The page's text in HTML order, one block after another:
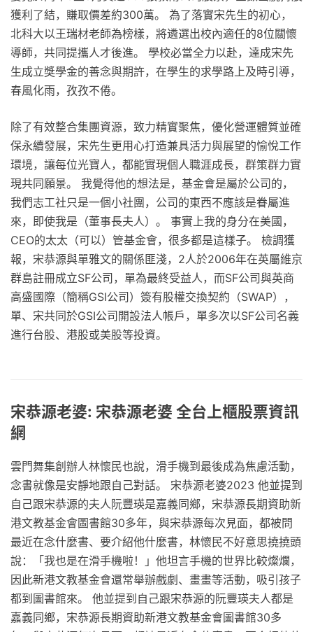
獲利了結，賺取價差約300萬。 為了落實宋先生的初心，
北科大以王瑞材老師為榜樣，將遴選出校內適任的8位關懷
導師，共同提攜人才後進。 學校必當全力以赴，達成宋先
生成立獎學金的善念與期許，在學生的求學路上及時引導，
春風化雨，孜孜不倦。
除了有效整合集團資源，致力精實聚焦，優化營運體質並確
保永續發展，宋先生更用心打造兼具活力與展望的愉悅工作
環境，讓每位光寶人，都能實現個人職涯成長，群策群力實
現共同願景。 我覺得他的想法是，基金會是屬於公司的，
我們志工社只是一個小社團，公司的東西不應該是眷屬進
來，即使我是（董事長夫人）。 事實上我的身分在美國，
CEO的太太（可以）管基金會，很多都是這樣子。 檢調獲
報，宋恭源與單雅文的關係匪淺，2人於2006年在英屬維京
群島註冊成立SF公司，單為最終受益人，而SF公司與英商
高盛國際（簡稱GSI公司）簽有股權交換契約（SWAP），
單、宋共同於GSI公司開設法人帳戶，單多次以SF公司名義
進行台股、港股或美股等投資。
宋恭源老婆: 宋恭源老婆 全台上櫃股票資訊
網
雲門舞集創辦人林懷民也說，滑手機到最後成為焦慮活動，
念書就像是安靜地跟自己對話。 宋恭源老婆2023 他並提到
自己跟宋恭源的夫人阮豐瑛是嘉義同鄉，宋恭源長期資助新
港文教基金會圖書館30多年，與宋恭源每次見面，都被問
最近在念什麼書、要介紹他什麼書，林懷民不好意思撓撓頭
說：「我也是在滑手機啦！」他坦言手機的世界比較燦爛，
因此新港文教基金會還常舉辦戲劇、畫畫等活動，吸引孩子
都到圖書館來。 他並提到自己跟宋恭源的阮豐瑛夫人都是
嘉義同鄉，宋恭源長期資助新港文教基金會圖書館30多